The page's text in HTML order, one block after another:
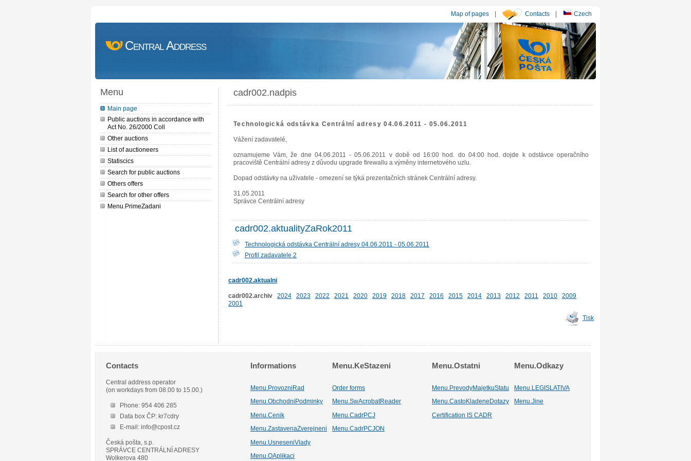
Map of pages | Contacts | Czech
Central Address
Menu
Main page
Public auctions in accordance with
Act No. 26/2000 Coll
Other auctions
List of auctioneers
Statiscics
Search for public auctions
Others offers
Search for other offers
Menu.PrimeZadani
cadr002.nadpis
Technologická odstávka Centrální adresy 04.06.2011 - 05.06.2011
Vážení zadavatelé,
oznamujeme Vám, že dne 04.06.2011 - 05.06.2011 v době od 16:00 hod. do 04:00 hod. dojde k odstávce operačního
pracoviště Centrální adresy z důvodu upgrade firewallu a výměny internetového uzlu.
Dopad odstávky na uživatele - omezení se týká prezentačních stránek Centrální adresy.
31.05.2011
Správce Centrální adresy
cadr002.aktualityZaRok2011
Technologická odstávka Centrální adresy 04.06.2011 - 05.06.2011
Profil zadavatele 2
cadr002.aktualni
cadr002.archiv 2024 2023 2022 2021 2020 2019 2018 2017 2016 2015 2014 2013 2012 2011 2010
2009
2001
Tisk
Contacts
Central address operator
(on workdays from 08.00 to 15.00.)
Phone: 954 406 285
Data box ČP: kr7cdry
E-mail: info@cpost.cz
Česká pošta, s.p.
SPRÁVCE CENTRÁLNÍ ADRESY
Wolkerova 480
Informations Menu.KeStazeni Menu.Ostatni Menu.Odkazy
Menu.ProvozniRad Order forms Menu.PrevodyMajetkuStatu
Menu.LEGISLATIVA
Menu.ObchodniPodminky
Menu.SwAcrobatReader Menu.CastoKladeneDotazy Menu.Jine
Menu.Cenik Menu.CadrPCJ
Certification IS CADR
Menu.ZastavenaZverejneni
Menu.CadrPCJON
Menu.UsneseniVlady
Menu.OAplikaci